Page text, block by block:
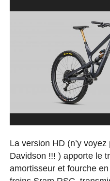
La version HD (n’y
Davidson !!! ) apporte le
amortisseur et fourche